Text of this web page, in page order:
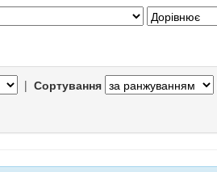
| Сортування